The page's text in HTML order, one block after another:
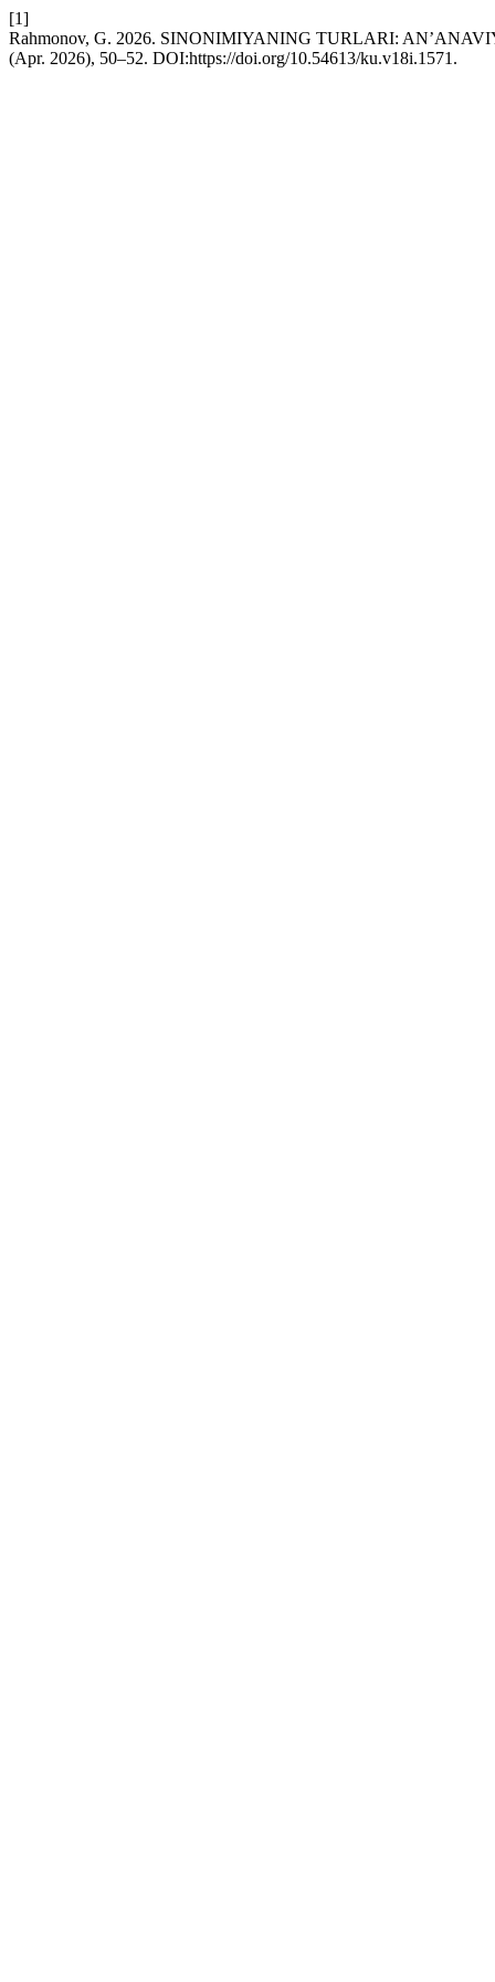
[1]
Rahmonov, G. 2026. SINONIMIYANING TURLARI:
(Apr. 2026), 50–52. DOI:https://doi.org/10.54613/ku.v18i.1571.